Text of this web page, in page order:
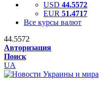
USD 44.5572
EUR 51.4717
Все курсы валют
44.5572
Авторизация
Поиск
UA